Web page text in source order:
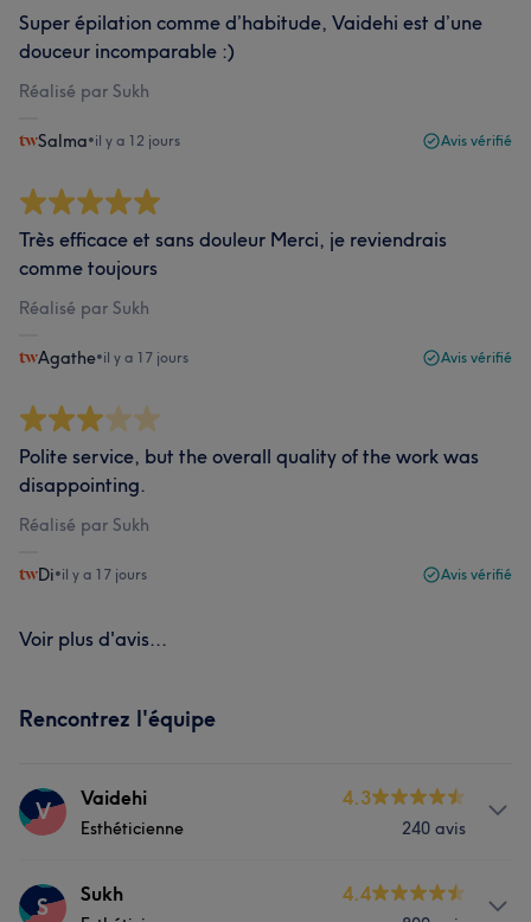
Super épilation comme d’habitude, Vaidehi est d’une
douceur incomparable :)
Réalisé par Sukh
Salma•il y a 12 jours Avis vérifié
Très efficace et sans douleur Merci, je reviendrais
comme toujours
Réalisé par Sukh
Agathe•il y a 17 jours Avis vérifié
Polite service, but the overall quality of the work was
disappointing.
Réalisé par Sukh
Di•il y a 17 jours Avis vérifié
Voir plus d'avis...
Rencontrez l'équipe
V Vaidehi
Esthéticienne
4.3
240 avis
Prestations
S Sukh 4.4